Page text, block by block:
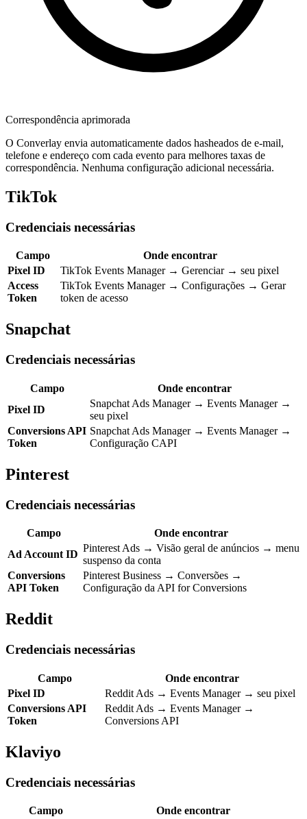
Correspondência aprimorada
O Converlay envia automaticamente dados hasheados de e-mail,
telefone e endereço com cada evento para melhores taxas de
correspondência. Nenhuma configuração adicional necessária.
TikTok
Credenciais necessárias
Campo
Onde encontrar
Pixel ID
TikTok Events Manager → Gerenciar → seu pixel
Access
Token
TikTok Events Manager → Configurações → Gerar
token de acesso
Snapchat
Credenciais necessárias
Campo
Onde encontrar
Pixel ID
Snapchat Ads Manager → Events Manager →
seu pixel
Conversions API
Token
Snapchat Ads Manager → Events Manager →
Configuração CAPI
Pinterest
Credenciais necessárias
Campo
Onde encontrar
Ad Account ID
Pinterest Ads → Visão geral de anúncios → menu
suspenso da conta
Conversions
API Token
Pinterest Business → Conversões →
Configuração da API for Conversions
Reddit
Credenciais necessárias
Campo
Onde encontrar
Pixel ID
Reddit Ads → Events Manager → seu pixel
Conversions API
Token
Reddit Ads → Events Manager →
Conversions API
Klaviyo
Credenciais necessárias
Campo
Onde encontrar